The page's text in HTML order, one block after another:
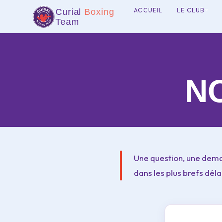
Curial Boxing
Team
ACCUEIL LE CLUB
Une question, une
dans les plus brefs